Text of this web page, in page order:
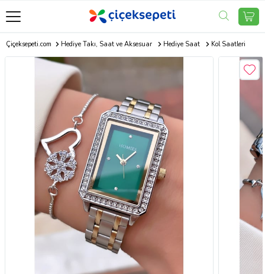
Çiçeksepeti.com Hediye Takı, Saat ve Aksesuar Hediye Saat Kol Saatleri